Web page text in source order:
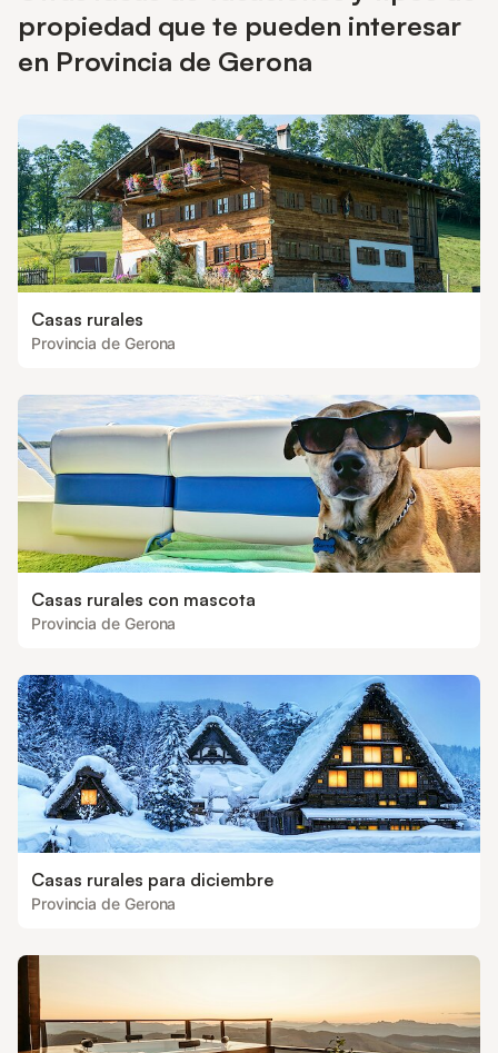
están disponibles bajo petición y por un coste adicional. null
propiedad que te pueden interesar
en Provincia de Gerona
Casas rurales
Provincia de Gerona
Casas rurales con mascota
Provincia de Gerona
Casas rurales para diciembre
Provincia de Gerona